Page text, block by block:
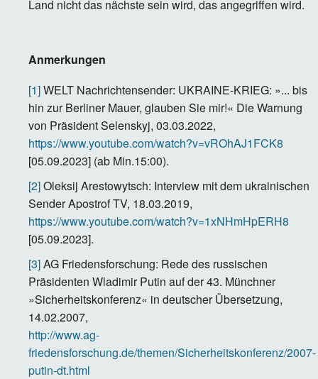
Land nicht das nächste sein wird, das angegriffen wird.
Anmerkungen
[1]WELT Nachrichtensender: UKRAINE-KRIEG: »... bis
hin zur Berliner Mauer, glauben Sie mir!« Die Warnung
von Präsident Selenskyj, 03.03.2022,
https://www.youtube.com/watch?v=vROhAJ1FCK8
[05.09.2023] (ab Min.15:00).
[2]Oleksij Arestowytsch: Interview mit dem ukrainischen
Sender Apostrof TV, 18.03.2019,
https://www.youtube.com/watch?v=1xNHmHpERH8
[05.09.2023].
[3]AG Friedensforschung: Rede des russischen
Präsidenten Wladimir Putin auf der 43. Münchner
»Sicherheitskonferenz« in deutscher Übersetzung,
14.02.2007,
http://www.ag-
friedensforschung.de/themen/Sicherheitskonferenz/2007-
putin-dt.html